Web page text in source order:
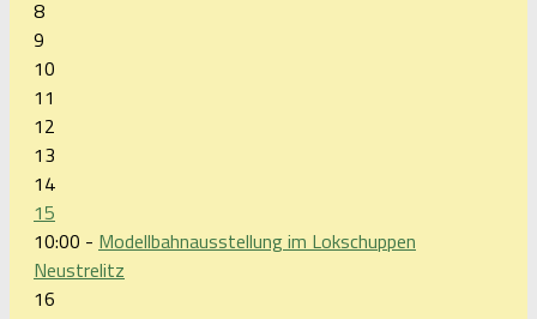
8
9
10
11
12
13
14
15
10:00 - Modellbahnausstellung im Lokschuppen
Neustrelitz
16